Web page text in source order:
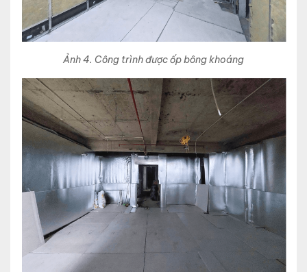
Ảnh 4. Công trình được ốp bông khoáng